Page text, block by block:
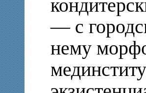
— с
нему